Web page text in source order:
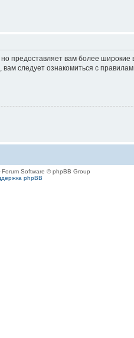
предоставляет вам более
следует ознакомиться с
Forum Software © phpBB Group
phpBB